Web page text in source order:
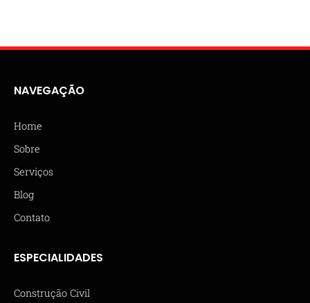
NAVEGAÇÃO
Home
Sobre
Serviços
Blog
Contato
ESPECIALIDADES
Construção Civil